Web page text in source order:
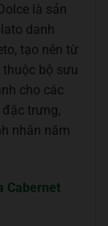
là sản
danh
tạo nên từ
bộ sưu
cho các
trưng,
nhân năm
Cabernet